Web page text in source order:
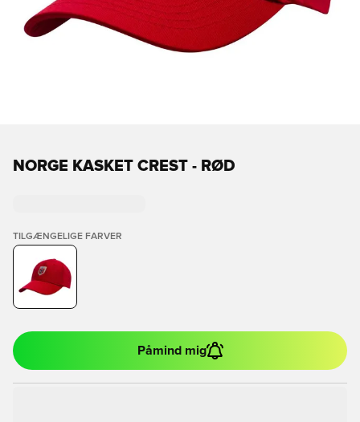
NORGE KASKET CREST - RØD
TILGÆNGELIGE FARVER
Påmind mig